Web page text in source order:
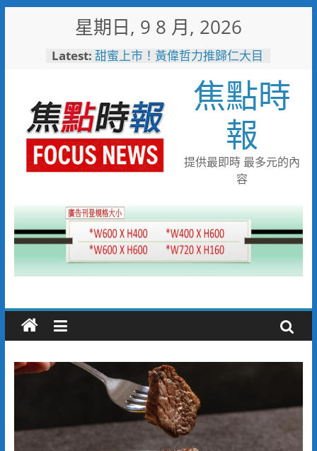
星期日, 9 8 月, 2026
Latest: 甜蜜上市！黃偉哲力推歸仁大目
臺鐵高雄機廠變身全台最大免費
樂園 陳其邁:保存百年產業記
憶！
「火車醫院」變身親子天堂！高
雄親子遊樂園開幕首日人潮爆棚
「高雄親子樂園」爆紅！全臺最
大免費園區首日吸三萬人朝聖
起於無心成於熱愛 王貴嬋現代
水墨個展
焦點時
報
提供最即時 最多元的內
容